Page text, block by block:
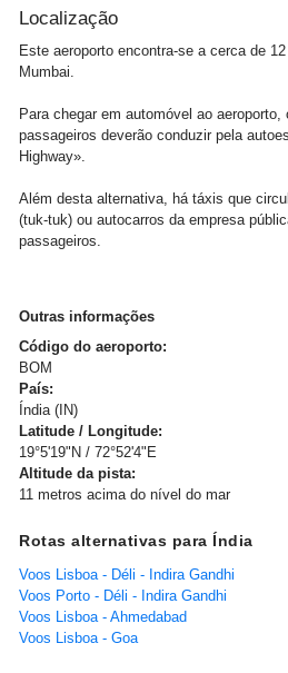
Localização
Este aeroporto encontra-se a cerca de
Mumbai.
Para chegar em automóvel ao
passageiros deverão conduzir pela
Highway».
Além desta alternativa, há táxis que
(tuk-tuk) ou autocarros da empresa
passageiros.
Outras informações
Código do aeroporto:
BOM
País:
Índia (IN)
Latitude / Longitude:
19°5'19"N / 72°52'4"E
Altitude da pista:
11 metros acima do nível do mar
Rotas alternativas para Índia
Voos Lisboa - Déli - Indira Gandhi
Voos Porto - Déli - Indira Gandhi
Voos Lisboa - Ahmedabad
Voos Lisboa - Goa